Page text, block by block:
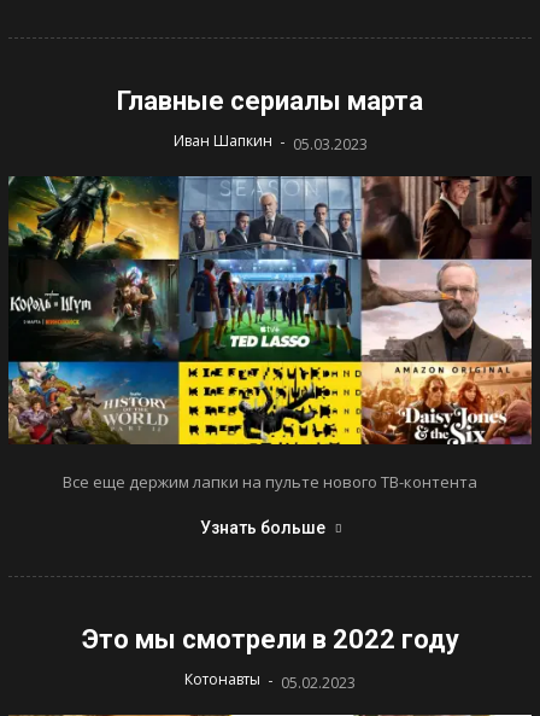
Главные сериалы марта
Иван Шапкин - 05.03.2023
Все еще держим лапки на пульте нового ТВ-контента
Узнать больше
Это мы смотрели в 2022 году
Котонавты - 05.02.2023